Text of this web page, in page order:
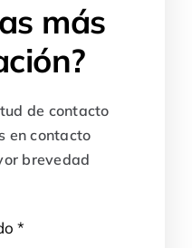
más
de contacto
en contacto
brevedad